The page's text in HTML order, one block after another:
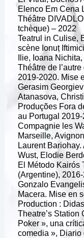
Elenco Em Cena
Théâtre
tchèque) – 2022
Teatrul in Culise,
scène Ionuț
Ilie, Ioana
Théâtre de
2019-2020. Mise
Gerasim
Atanasova,
Produções Fora
au Portugal
Compagnie les
Marseille,
Laurent
Wust, Elodie
El Método Kairós
(Argentine),
Gonzalo
Macera. Mise en
Production :
Theatre’s Station
Poker », una
comedia », Diario